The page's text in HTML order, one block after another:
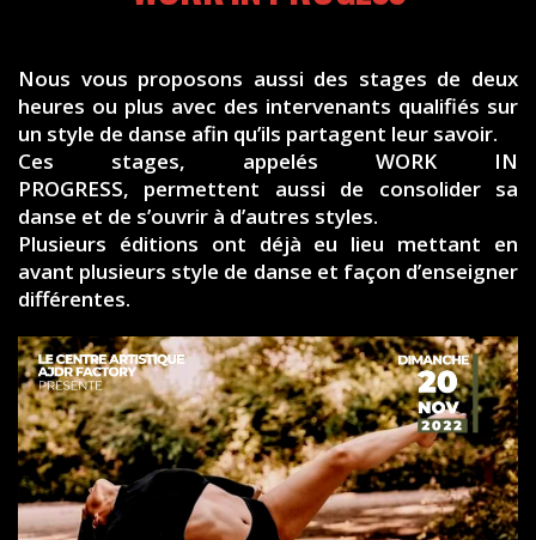
Nous vous proposons aussi des stages de deux
heures ou plus avec des intervenants qualifiés sur
un style de danse afin qu’ils partagent leur savoir.
Ces stages, appelés WORK IN
PROGRESS, permettent aussi de consolider sa
danse et de s’ouvrir à d’autres styles.
Plusieurs éditions ont déjà eu lieu mettant en
avant plusieurs style de danse et façon d’enseigner
différentes.